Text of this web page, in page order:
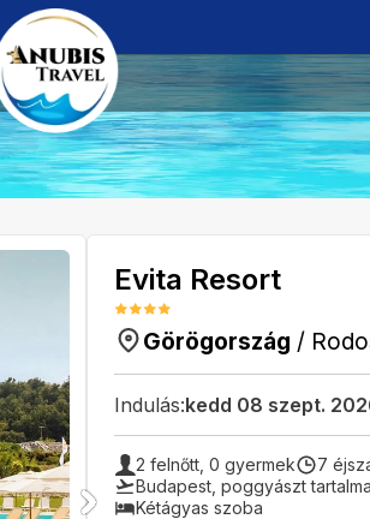
Evita Resort
Görögország /
Indulás:kedd 08 szept.
2 felnőtt,0 gyermek 7
Budapest poggyászt
Kétágyas szoba